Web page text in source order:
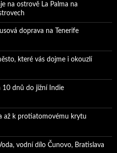
na ostrově La Palma na
doprava na Tenerife
které vás dojme i okouzlí
10 dnů do jižní Indie
až k protiatomovému krytu
vodní dílo Čunovo, Bratislava